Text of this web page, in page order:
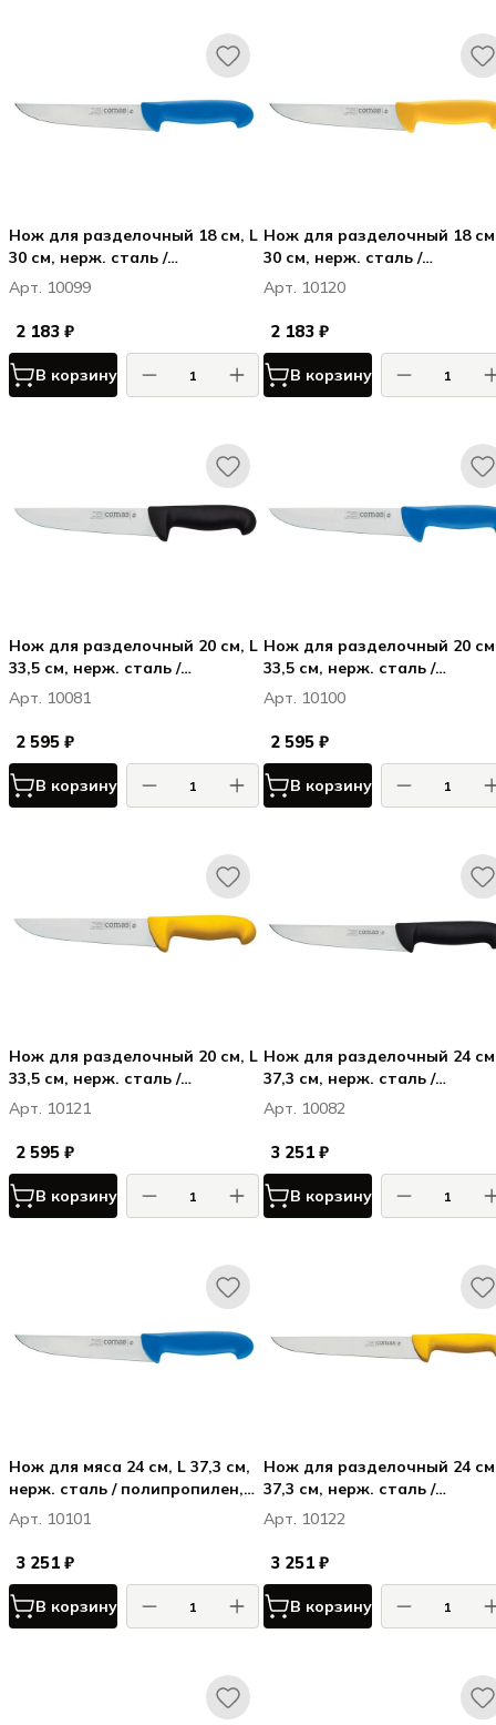
Нож для разделочный 18 см, L
30 см, нерж. сталь /
полипропилен, цвет ручки
синий, Карбон / Carbon
Арт. 10099
2 183 ₽
В корзину
Нож для разделочный 18
30 см, нерж. сталь /
полипропилен, цвет ручки
желтый, Карбон / Carbon
Арт. 10120
2 183 ₽
В корзину
Нож для разделочный 20 см, L
33,5 см, нерж. сталь /
полипропилен, цвет ручки
черный, Карбон / Carbon
Арт. 10081
2 595 ₽
В корзину
Нож для разделочный 20
33,5 см, нерж. сталь /
полипропилен, цвет ручки
синий, Карбон / Carbon
Арт. 10100
2 595 ₽
В корзину
Нож для разделочный 20 см, L
33,5 см, нерж. сталь /
полипропилен, цвет ручки
желтый, Карбон / Carbon
Арт. 10121
2 595 ₽
В корзину
Нож для разделочный 24 см, L
37,3 см, нерж. сталь /
полипропилен, цвет ручки
черный, Карбон / Carbon
Арт. 10082
3 251 ₽
В корзину
Нож для мяса 24 см, L 37,3 см,
нерж. сталь / полипропилен,
цвет ручки cиний, Карбон /
Carbon
Арт. 10101
3 251 ₽
В корзину
Нож для разделочный 24
37,3 см, нерж. сталь /
полипропилен, цвет ручки
желтый, Карбон / Carbon
Арт. 10122
3 251 ₽
В корзину